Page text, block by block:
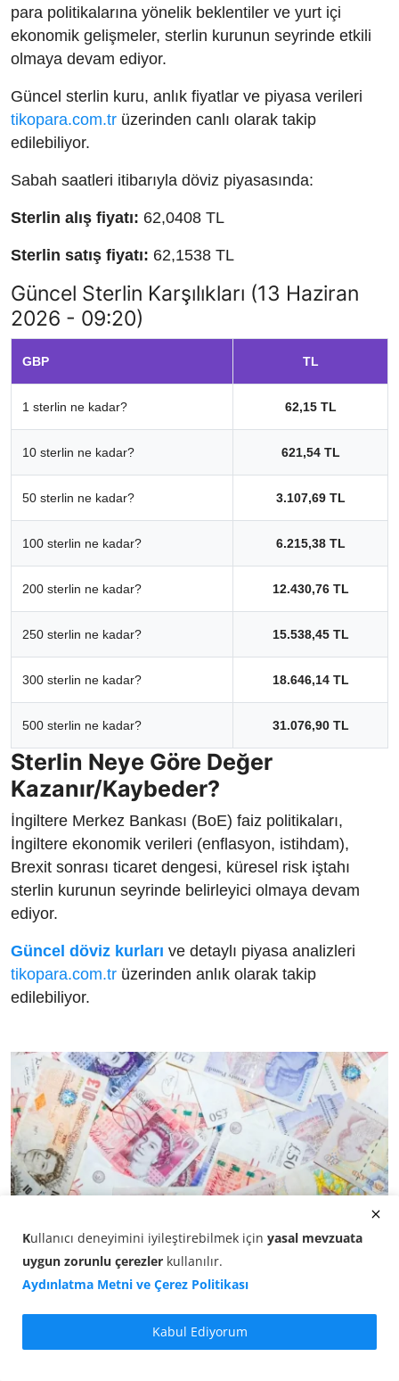
para politikalarına yönelik beklentiler ve yurt içi
ekonomik gelişmeler, sterlin kurunun seyrinde etkili
olmaya devam ediyor.
Güncel sterlin kuru, anlık fiyatlar ve piyasa verileri
tikopara.com.tr üzerinden canlı olarak takip
edilebiliyor.
Sabah saatleri itibarıyla döviz piyasasında:
Sterlin alış fiyatı: 62,0408 TL
Sterlin satış fiyatı: 62,1538 TL
Güncel Sterlin Karşılıkları (13 Haziran
2026 - 09:20)
GBP TL
1 sterlin ne kadar? 62,15 TL
10 sterlin ne kadar? 621,54 TL
50 sterlin ne kadar? 3.107,69 TL
100 sterlin ne kadar? 6.215,38 TL
200 sterlin ne kadar? 12.430,76 TL
250 sterlin ne kadar? 15.538,45 TL
300 sterlin ne kadar? 18.646,14 TL
500 sterlin ne kadar? 31.076,90 TL
Sterlin Neye Göre Değer
Kazanır/Kaybeder?
İngiltere Merkez Bankası (BoE) faiz politikaları,
İngiltere ekonomik verileri (enflasyon, istihdam),
Brexit sonrası ticaret dengesi, küresel risk iştahı
sterlin kurunun seyrinde belirleyici olmaya devam
ediyor.
Güncel döviz kurları ve detaylı piyasa analizleri
tikopara.com.tr üzerinden anlık olarak takip
edilebiliyor.
08.08.2026 18:10
Kullanıcı deneyimini iyileştirebilmek için yasal mevzuata
uygun zorunlu çerezler kullanılır.
Aydınlatma Metni ve Çerez Politikası
Kabul Ediyorum